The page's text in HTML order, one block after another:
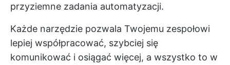
przyziemne zadania automatyzacji.
Każde narzędzie pozwala Twojemu zespołowi
lepiej współpracować, szybciej się
komunikować i osiągać więcej, a wszystko to w